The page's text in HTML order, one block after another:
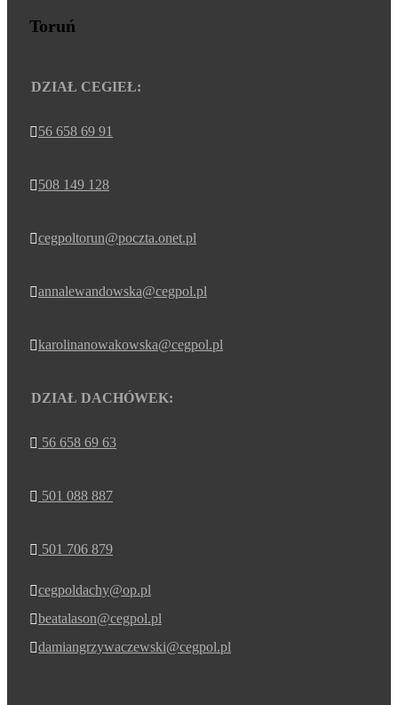
Toruń
DZIAŁ CEGIEŁ:
56 658 69 91
508 149 128
cegpoltorun@poczta.onet.pl
annalewandowska@cegpol.pl
karolinanowakowska@cegpol.pl
DZIAŁ DACHÓWEK:
 56 658 69 63
 501 088 887
 501 706 879
cegpoldachy@op.pl
beatalason@cegpol.pl
damiangrzywaczewski@cegpol.pl